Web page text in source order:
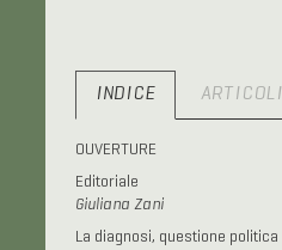
INDICE ARTICOLI
OUVERTURE
Editoriale
Giuliana Zani
La diagnosi, questione politica